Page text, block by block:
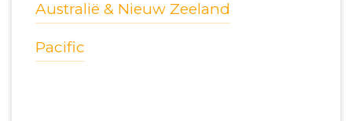
Australië & Nieuw Zeeland
Pacific